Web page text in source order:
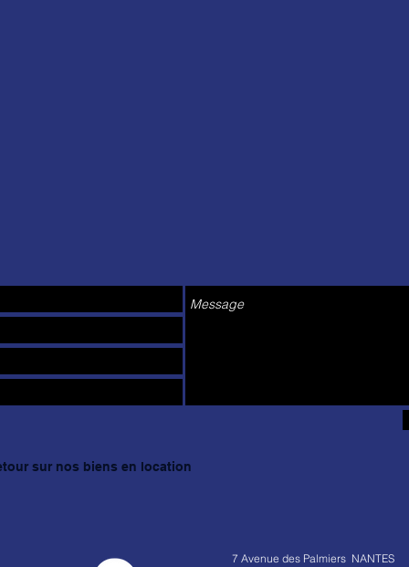
sur nos biens en location
7 Avenue des Palmiers NANTES